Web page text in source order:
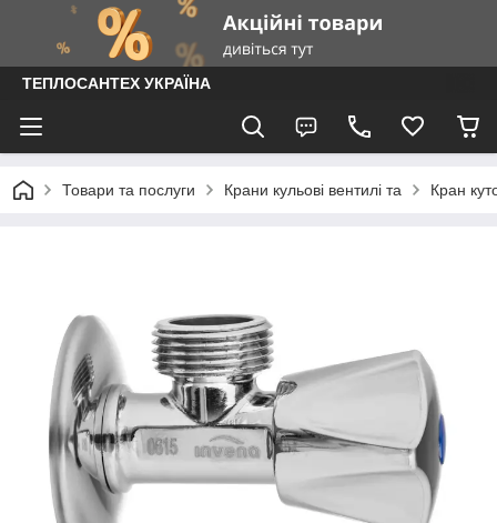
ТЕПЛОСАНТЕХ УКРАЇНА
Товари та послуги Крани кульові вентилі та Кран